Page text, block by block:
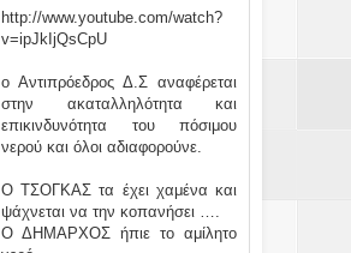
http://www.youtube.com/watch?
v=ipJkIjQsCpU
ο Αντιπρόεδρος Δ.Σ αναφέρεται
στην ακαταλληλότητα και
επικινδυνότητα του πόσιμου
νερού και όλοι αδιαφορούνε.
Ο ΤΣΟΓΚΑΣ τα έχει χαμένα και
ψάχνεται να την κοπανήσει ….
Ο ΔΗΜΑΡΧΟΣ ήπιε το αμίλητο